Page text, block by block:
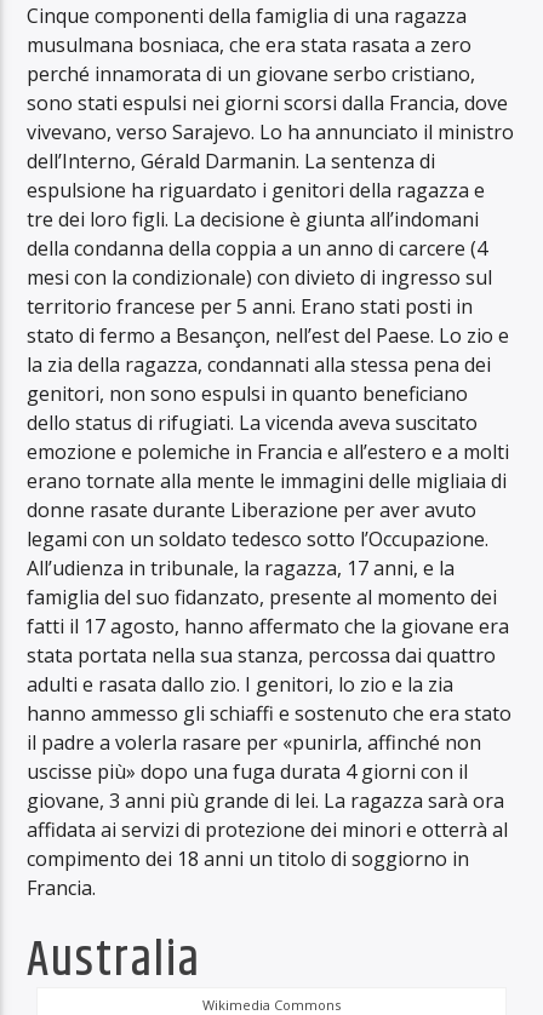
Cinque componenti della famiglia di una ragazza
musulmana bosniaca, che era stata rasata a zero
perché innamorata di un giovane serbo cristiano,
sono stati espulsi nei giorni scorsi dalla Francia, dove
vivevano, verso Sarajevo. Lo ha annunciato il ministro
dell’Interno, Gérald Darmanin. La sentenza di
espulsione ha riguardato i genitori della ragazza e
tre dei loro figli. La decisione è giunta all’indomani
della condanna della coppia a un anno di carcere (4
mesi con la condizionale) con divieto di ingresso sul
territorio francese per 5 anni. Erano stati posti in
stato di fermo a Besançon, nell’est del Paese. Lo zio e
la zia della ragazza, condannati alla stessa pena dei
genitori, non sono espulsi in quanto beneficiano
dello status di rifugiati. La vicenda aveva suscitato
emozione e polemiche in Francia e all’estero e a molti
erano tornate alla mente le immagini delle migliaia di
donne rasate durante Liberazione per aver avuto
legami con un soldato tedesco sotto l’Occupazione.
All’udienza in tribunale, la ragazza, 17 anni, e la
famiglia del suo fidanzato, presente al momento dei
fatti il 17 agosto, hanno affermato che la giovane era
stata portata nella sua stanza, percossa dai quattro
adulti e rasata dallo zio. I genitori, lo zio e la zia
hanno ammesso gli schiaffi e sostenuto che era stato
il padre a volerla rasare per «punirla, affinché non
uscisse più» dopo una fuga durata 4 giorni con il
giovane, 3 anni più grande di lei. La ragazza sarà ora
affidata ai servizi di protezione dei minori e otterrà al
compimento dei 18 anni un titolo di soggiorno in
Francia.
Australia
Wikimedia Commons